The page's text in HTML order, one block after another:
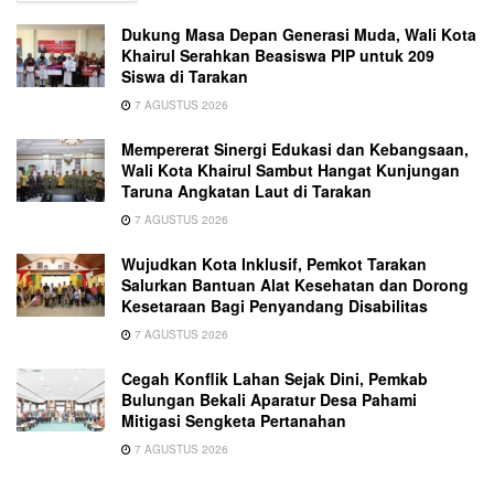
Dukung Masa Depan Generasi Muda, Wali Kota
Khairul Serahkan Beasiswa PIP untuk 209
Siswa di Tarakan
7 AGUSTUS 2026
Mempererat Sinergi Edukasi dan Kebangsaan,
Wali Kota Khairul Sambut Hangat Kunjungan
Taruna Angkatan Laut di Tarakan
7 AGUSTUS 2026
Wujudkan Kota Inklusif, Pemkot Tarakan
Salurkan Bantuan Alat Kesehatan dan Dorong
Kesetaraan Bagi Penyandang Disabilitas
7 AGUSTUS 2026
Cegah Konflik Lahan Sejak Dini, Pemkab
Bulungan Bekali Aparatur Desa Pahami
Mitigasi Sengketa Pertanahan
7 AGUSTUS 2026